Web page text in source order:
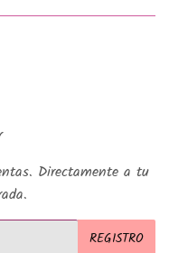
Directamente a tu
REGISTRO